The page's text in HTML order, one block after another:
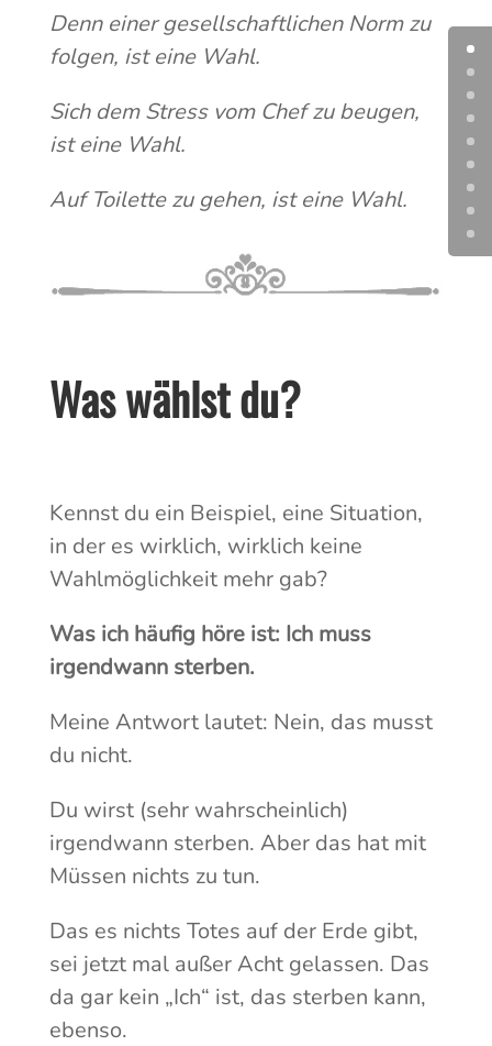
Denn einer gesellschaftlichen Norm zu
folgen, ist eine Wahl.
Sich dem Stress vom Chef zu beugen,
ist eine Wahl.
Auf Toilette zu gehen, ist eine Wahl.
Was wählst du?
Kennst du ein Beispiel, eine Situation,
in der es wirklich, wirklich keine
Wahlmöglichkeit mehr gab?
Was ich häufig höre ist: Ich muss
irgendwann sterben.
Meine Antwort lautet: Nein, das musst
du nicht.
Du wirst (sehr wahrscheinlich)
irgendwann sterben. Aber das hat mit
Müssen nichts zu tun.
Das es nichts Totes auf der Erde gibt,
sei jetzt mal außer Acht gelassen. Das
da gar kein „Ich“ ist, das sterben kann,
ebenso.